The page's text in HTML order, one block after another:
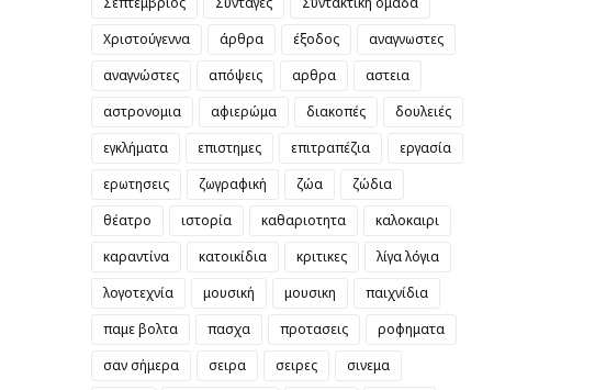
Χριστούγεννα
άρθρα έξοδος
αναγνωστες
αναγνώστες
απόψεις αρθρα
αστεια
αστρονομια
αφιερώμα διακοπές
δουλειές
εγκλήματα
επιστημες επιτραπέζια
εργασία
ερωτησεις
ζωγραφική ζώα
ζώδια
θέατρο
ιστορία καθαριοτητα
καλοκαιρι
καραντίνα
κατοικίδια κριτικες
λίγα λόγια
λογοτεχνία
μουσική μουσικη
παιχνίδια
παμε βολτα
πασχα προτασεις
ροφηματα
σαν σήμερα
σειρα σειρες
σινεμα